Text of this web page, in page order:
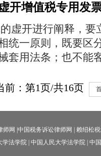
开增值税专用发
虚开进行阐释，
统一原则，既要区
套用法条；也不
前：第1页/共16页
师网 |中国税务诉讼律师网
赖绍松
学法学院| 中国人民大学法学院 中